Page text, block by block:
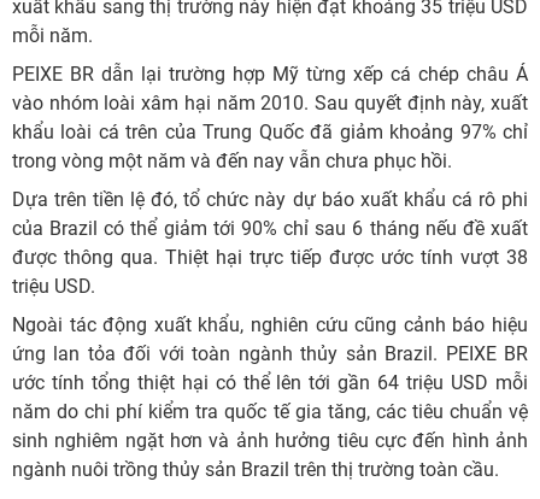
xuất khẩu sang thị trường này hiện đạt khoảng 35 triệu USD
mỗi năm.
PEIXE BR dẫn lại trường hợp Mỹ từng xếp cá chép châu Á
vào nhóm loài xâm hại năm 2010. Sau quyết định này, xuất
khẩu loài cá trên của Trung Quốc đã giảm khoảng 97% chỉ
trong vòng một năm và đến nay vẫn chưa phục hồi.
Dựa trên tiền lệ đó, tổ chức này dự báo xuất khẩu cá rô phi
của Brazil có thể giảm tới 90% chỉ sau 6 tháng nếu đề xuất
được thông qua. Thiệt hại trực tiếp được ước tính vượt 38
triệu USD.
Ngoài tác động xuất khẩu, nghiên cứu cũng cảnh báo hiệu
ứng lan tỏa đối với toàn ngành thủy sản Brazil. PEIXE BR
ước tính tổng thiệt hại có thể lên tới gần 64 triệu USD mỗi
năm do chi phí kiểm tra quốc tế gia tăng, các tiêu chuẩn vệ
sinh nghiêm ngặt hơn và ảnh hưởng tiêu cực đến hình ảnh
ngành nuôi trồng thủy sản Brazil trên thị trường toàn cầu.